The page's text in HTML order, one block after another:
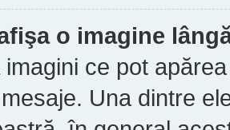
o imagine
ce pot
Una dintre